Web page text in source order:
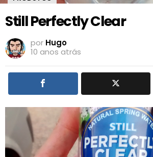
Still Perfectly Clear
por Hugo
10 anos atrás